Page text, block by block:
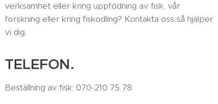
verksamhet eller kring uppfödning av fisk, vår
forskning eller kring fiskodling? Kontakta oss så hjälper
vi dig.
TELEFON.
Beställning av fisk: 070-210 75 78